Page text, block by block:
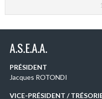
1
A.S.E.A.A.
PRÉSIDENT
Jacques ROTONDI
VICE-PRÉSIDENT /